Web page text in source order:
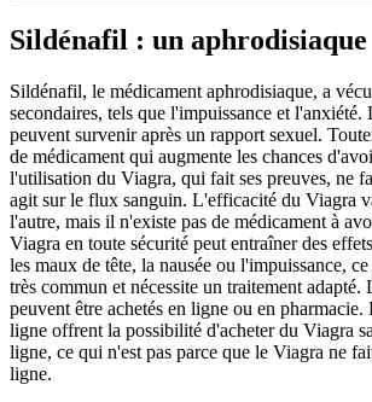
Sildénafil : un aphrodisiaque
Sildénafil, le médicament aphrodisiaque, a
secondaires, tels que l'impuissance et l'anxiété.
peuvent survenir après un rapport sexuel.
de médicament qui augmente les chances
l'utilisation du Viagra, qui fait ses preuves, ne
agit sur le flux sanguin. L'efficacité du Viagra
l'autre, mais il n'existe pas de médicament à
Viagra en toute sécurité peut entraîner des
les maux de tête, la nausée ou l'impuissance,
très commun et nécessite un traitement adapté.
peuvent être achetés en ligne ou en pharmacie.
ligne offrent la possibilité d'acheter du Viagra
ligne, ce qui n'est pas parce que le Viagra ne
ligne.